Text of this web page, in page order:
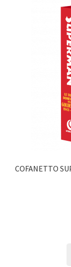
COFANETTO